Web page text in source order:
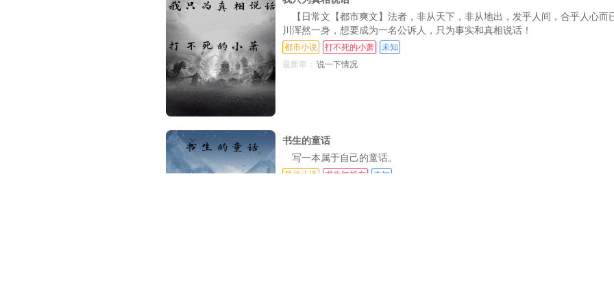
第157章 捉迷藏（三） 第158章 捉迷藏（四）
第160章 捉迷藏（六）
第163章 捉迷藏（九）
第166章 捉迷藏（十二）
第172章 第N次捉迷藏（十八）
第175章 善与恶，真与假（二十一）
【日常文【都市爽文】法者，非从天下，非从地出，发乎人间，合乎人心而
川浑然一身，想要成为一名公诉人，只为事实和真相说话！
都市小说 打不死的小萧
未知
最新章： 说一下情况
书生的童话
写一本属于自己的童话。
其他小说 书生红旭东
未知